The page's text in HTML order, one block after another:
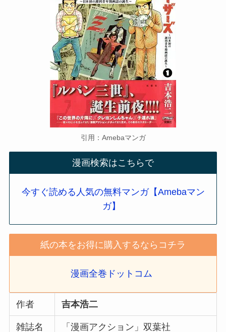
引用：Amebaマンガ
漫画検索はこちらで
今すぐ読める人気の無料マンガ【Amebaマン
ガ】
紙の本をお得に購入するならコチラ
漫画全巻ドットコム
作者 吉本浩二
雑誌名 「漫画アクション」双葉社